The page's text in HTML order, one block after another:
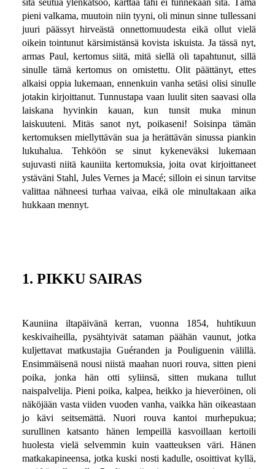
sitä seutua ylenkatsoo, karttaa tahi ei tunnekaan sitä. Tämä
pieni valkama, muutoin niin tyyni, oli minun sinne tullessani
juuri päässyt hirveästä onnettomuudesta eikä ollut vielä
oikein tointunut kärsimistänsä kovista iskuista. Ja tässä nyt,
armas Paul, kertomus siitä, mitä siellä oli tapahtunut, sillä
sinulle tämä kertomus on omistettu. Olit päättänyt, ettes
alkaisi oppia lukemaan, ennenkuin vanha setäsi olisi sinulle
jotakin kirjoittanut. Tunnustapa vaan luulit siten saavasi olla
laiskana hyvinkin kauan, kun tunsit muka minun
laiskuuteni. Mitäs sanot nyt, poikaseni! Soisinpa tämän
kertomuksen miellyttävän sua ja herättävän sinussa piankin
lukuhalua. Tehköön se sinut kykeneväksi lukemaan
sujuvasti niitä kauniita kertomuksia, joita ovat kirjoittaneet
ystäväni Stahl, Jules Vernes ja Macé; silloin ei sinun tarvitse
valittaa nähneesi turhaa vaivaa, eikä ole minultakaan aika
hukkaan mennyt.
1. PIKKU SAIRAS
Kauniina iltapäivänä kerran, vuonna 1854, huhtikuun
keskivaiheilla, pysähtyivät sataman päähän vaunut, jotka
kuljettavat matkustajia Guéranden ja Pouliguenin välillä.
Ensimmäisenä nousi niistä maahan nuori rouva, sitten pieni
poika, jonka hän otti syliinsä, sitten mukana tullut
naispalvelija. Pieni poika, kalpea, heikko ja hieveröinen, oli
näköjään vasta viiden vuoden vanha, vaikka hän oikeastaan
jo kävi seitsemättä. Nuori rouva kantoi murhepukua;
surullinen katsanto hänen lempeillä kasvoillaan kertoili
huolesta vielä selvemmin kuin vaatteuksen väri. Hänen
matkakapineensa, jotka kuski nosti kadulle, osoittivat kyllä,